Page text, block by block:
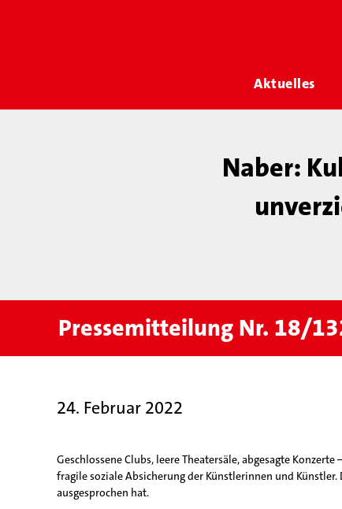
Aktuelles
Naber:
Pressemitteilung Nr. 18/
24. Februar 2022
Geschlossene Clubs, leere Theatersäle, abgesagte
fragile soziale Absicherung der Künstlerinnen und
ausgesprochen hat.